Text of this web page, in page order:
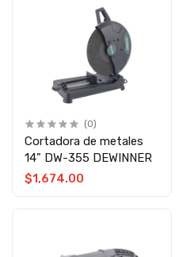
(0)
Cortadora de metales
14" DW-355 DEWINNER
$1,674.00